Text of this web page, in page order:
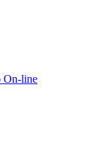
On-line